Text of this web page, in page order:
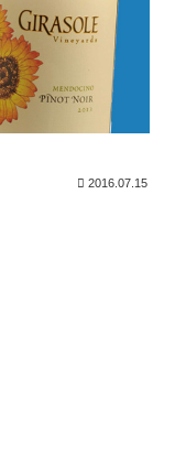
2016.07.15